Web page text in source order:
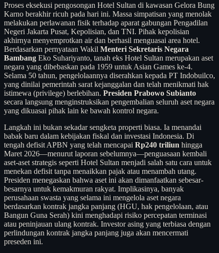
Proses eksekusi pengosongan Hotel Sultan di kawasan Gelora Bung
Karno berakhir ricuh pada hari ini. Massa simpatisan yang menolak
melakukan perlawanan fisik terhadap aparat gabungan Pengadilan
Negeri Jakarta Pusat, Kepolisian, dan TNI. Pihak kepolisian
akhirnya menyemprotkan air dan berhasil menguasai area hotel.
Berdasarkan pernyataan Wakil Menteri Sekretaris Negara
Bambang Eko Suhariyanto, tanah eks Hotel Sultan merupakan aset
negara yang dibebaskan pada 1959 untuk Asian Games ke-4.
Selama 50 tahun, pengelolaannya diserahkan kepada PT Indobuilco,
yang dinilai pemerintah sarat kejanggalan dan telah menikmati hak
istimewa (privilege) berlebihan. Presiden Prabowo Subianto
secara langsung menginstruksikan pengembalian seluruh aset negara
yang dikuasai pihak lain ke bawah kontrol negara.
Langkah ini bukan sekadar sengketa properti biasa. Ia menandai
babak baru dalam kebijakan fiskal dan investasi Indonesia. Di
tengah defisit APBN yang telah mencapai Rp240 triliun hingga
Maret 2026—menurut laporan sebelumnya—penguasaan kembali
aset-aset strategis seperti Hotel Sultan menjadi salah satu cara untuk
menekan defisit tanpa menaikkan pajak atau menambah utang.
Presiden menegaskan bahwa aset ini akan dimanfaatkan sebesar-
besarnya untuk kemakmuran rakyat. Implikasinya, banyak
perusahaan swasta yang selama ini mengelola aset negara
berdasarkan kontrak jangka panjang (HGU, hak pengelolaan, atau
Bangun Guna Serah) kini menghadapi risiko percepatan terminasi
atau peninjauan ulang kontrak. Investor asing yang terbiasa dengan
perlindungan kontrak jangka panjang juga akan mencermati
preseden ini.